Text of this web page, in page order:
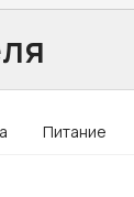
Питание